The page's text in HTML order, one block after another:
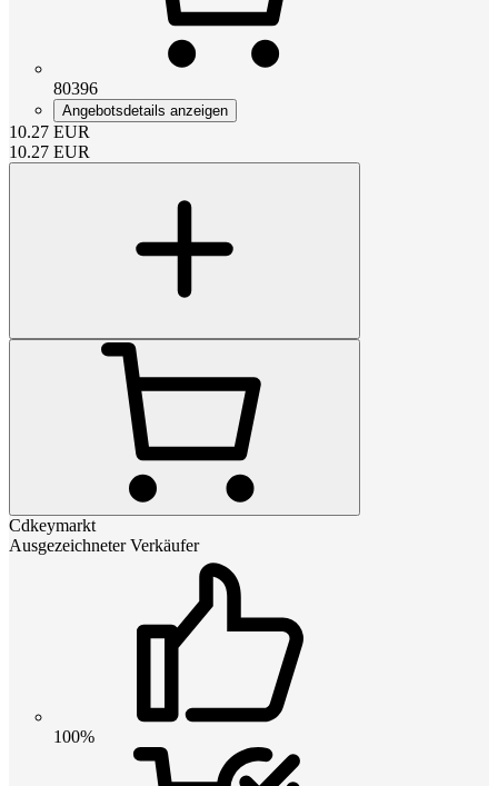
80396
Angebotsdetails anzeigen
10.27 EUR
10.27 EUR
Cdkeymarkt
Ausgezeichneter Verkäufer
100%